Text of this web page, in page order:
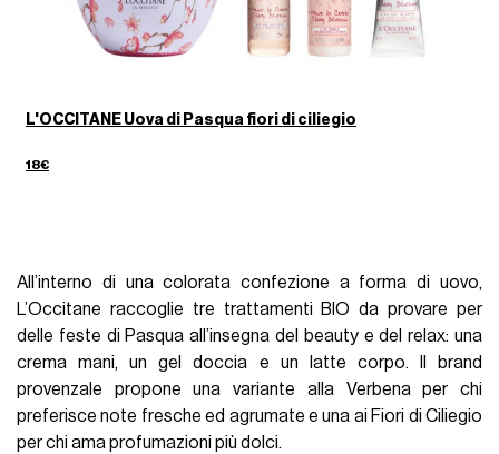
L'OCCITANE Uova di Pasqua fiori di ciliegio
18€
All’interno di una colorata confezione a forma di uovo,
L’Occitane raccoglie tre trattamenti BIO da provare per
delle feste di Pasqua all’insegna del beauty e del relax: una
crema mani, un gel doccia e un latte corpo. Il brand
provenzale propone una variante alla Verbena per chi
preferisce note fresche ed agrumate e una ai Fiori di Ciliegio
per chi ama profumazioni più dolci.